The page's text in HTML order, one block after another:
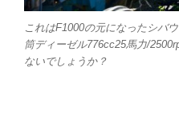
これはF1000の元になったシバ
筒ディーゼル776cc25馬力/
ないでしょうか？